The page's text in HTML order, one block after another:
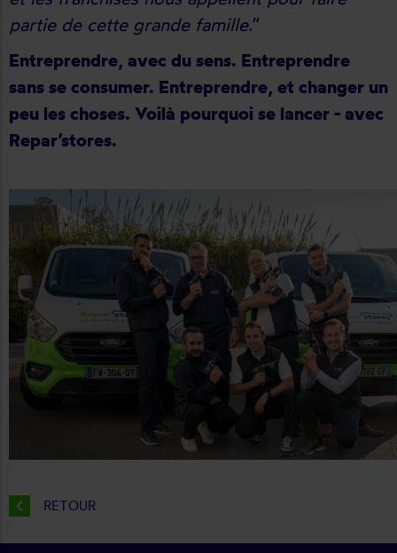
partie de cette grande famille.”
Entreprendre, avec du sens. Entreprendre
sans se consumer. Entreprendre, et changer un
peu les choses. Voilà pourquoi se lancer - avec
Repar’stores.
chevron_left RETOUR